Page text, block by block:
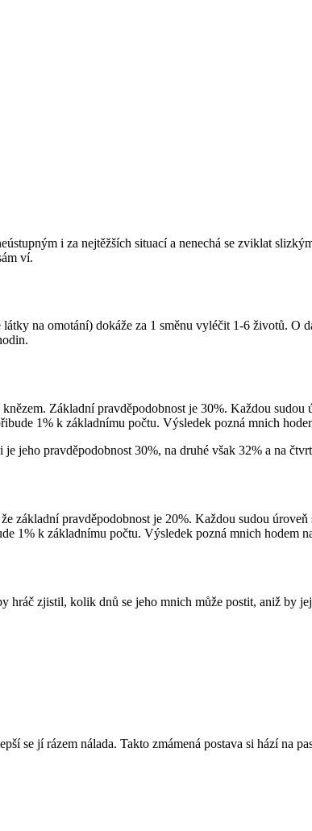
i za nejtěžších situací a nenechá se zviklat
ví.
na omotání) dokáže za 1 směnu vyléčit 1-6 životů. O
Základní pravděpodobnost je 30%. Každou
1% k základnímu počtu. Výsledek pozná mnich
jeho pravděpodobnost 30%, na druhé však 32% a na
základní pravděpodobnost je 20%. Každou sudou
1% k základnímu počtu. Výsledek pozná mnich hodem
hráč zjistil, kolik dnů se jeho mnich může postit, aniž by
se jí rázem nálada. Takto zmámená postava si hází na